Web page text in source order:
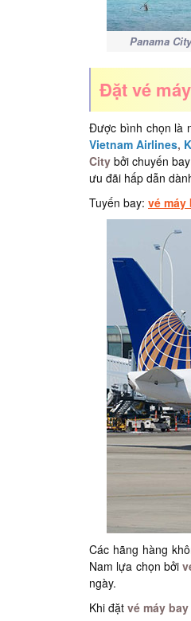
Panama City
Đặt vé
Được bình chọn là
Vietnam Airlines,
Citybởi chuyến
ưu đãi hấp dẫn
Tuyến bay: vé máy
Các hãng hàng
Nam lựa chọn bởi
ngày.
Khi đặt vé máy